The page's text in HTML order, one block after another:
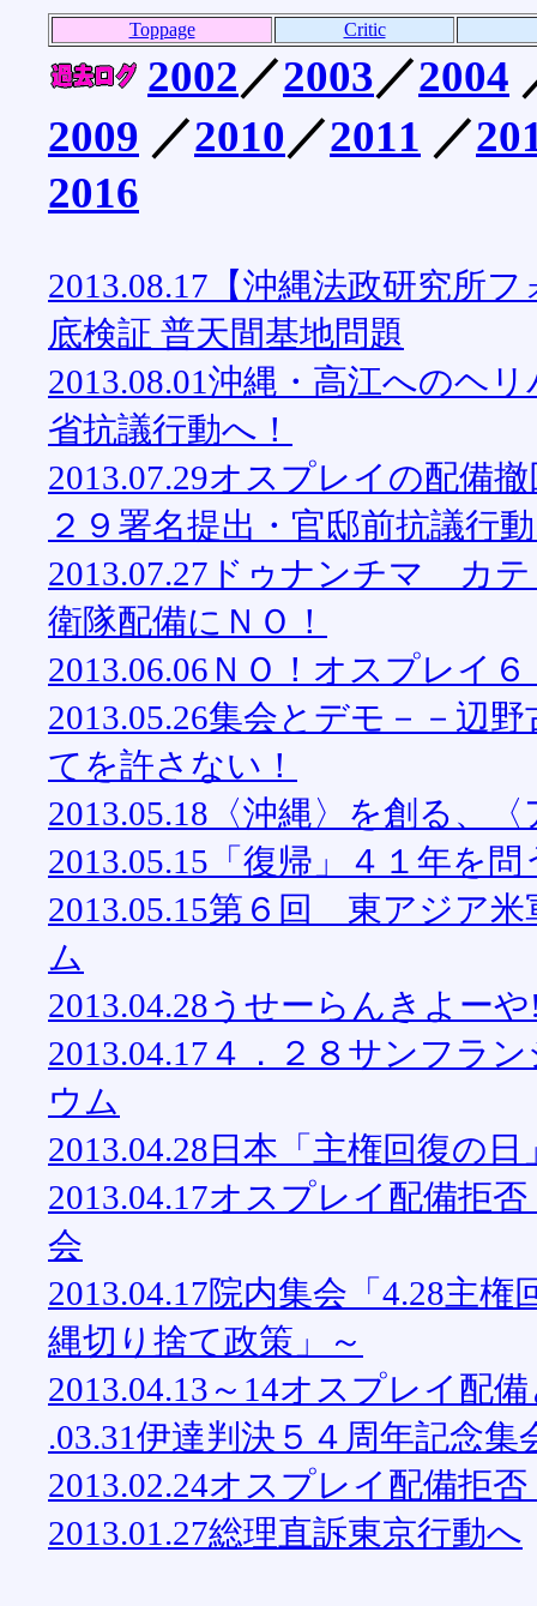
Toppage Critic
2002／2003／2004
2009 ／2010／2011 ／
2016
2013.08.17【沖縄法政研究所
底検証 普天間基地問題
2013.08.01沖縄・高江へのヘ
省抗議行動へ！
2013.07.29オスプレイの配備
２９署名提出・官邸前抗議行
2013.07.27ドゥナンチマ カ
衛隊配備にＮＯ！
2013.06.06ＮＯ！オスプレイ
2013.05.26集会とデモ－－辺
てを許さない！
2013.05.18〈沖縄〉を創る、
2013.05.15「復帰」４１年を
2013.05.15第６回 東アジア
ム
2013.04.28うせーらんきよー
2013.04.17４．２８サンフラ
ウム
2013.04.28日本「主権回復の
2013.04.17オスプレイ配備拒
会
2013.04.17院内集会「4.28主
縄切り捨て政策」～
2013.04.13～14オスプレイ配
.03.31伊達判決５４周年記念
2013.02.24オスプレイ配備拒
2013.01.27総理直訴東京行動へ